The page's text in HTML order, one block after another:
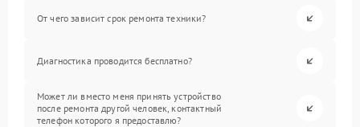
От чего зависит срок ремонта техники?
Диагностика проводится бесплатно?
Может ли вместо меня принять устройство
после ремонта другой человек, контактный
телефон которого я предоставлю?